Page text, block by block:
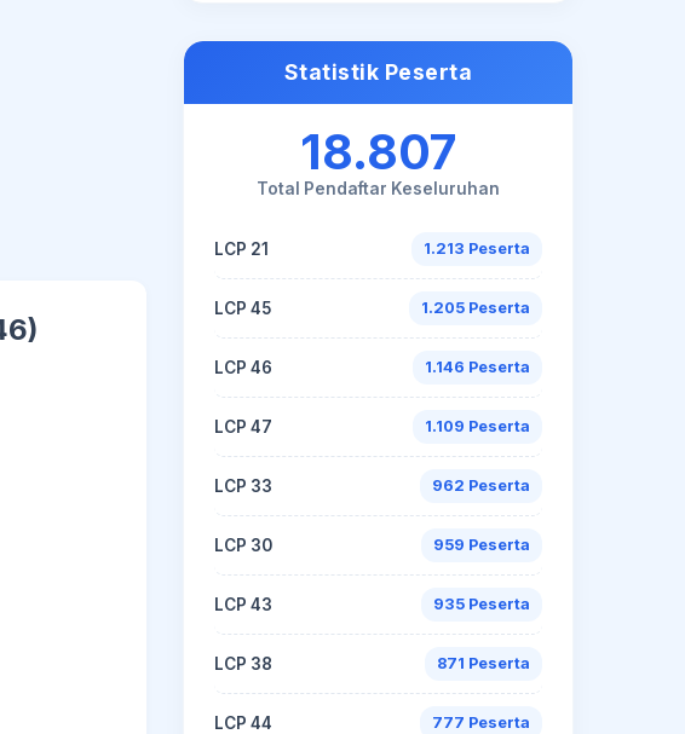
Statistik Peserta
18.807
Total Pendaftar Keseluruhan
LCP 21 1.213 Peserta
LCP 45 1.205 Peserta
LCP 46 1.146 Peserta
LCP 47 1.109 Peserta
LCP 33 962 Peserta
LCP 30 959 Peserta
LCP 43 935 Peserta
LCP 38 871 Peserta
LCP 44 777 Peserta